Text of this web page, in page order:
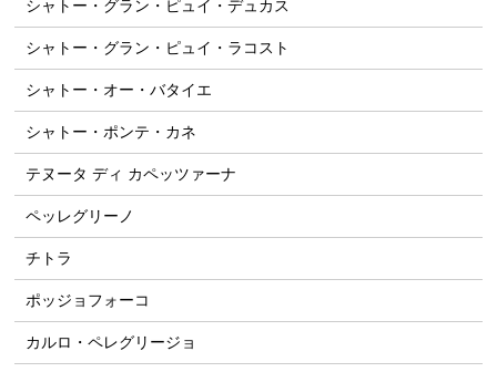
シャトー・グラン・ピュイ・デュカス
シャトー・グラン・ピュイ・ラコスト
シャトー・オー・バタイエ
シャトー・ポンテ・カネ
テヌータ ディ カペッツァーナ
ペッレグリーノ
チトラ
ポッジョフォーコ
カルロ・ペレグリージョ